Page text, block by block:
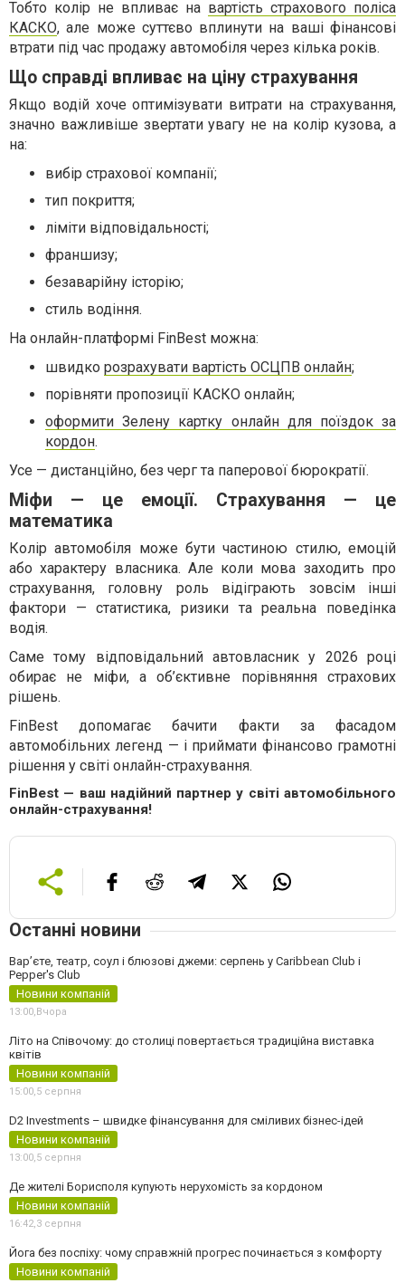
Тобто колір не впливає на вартість страхового поліса
КАСКО, але може суттєво вплинути на ваші фінансові
втрати під час продажу автомобіля через кілька років.
Що справді впливає на ціну страхування
Якщо водій хоче оптимізувати витрати на страхування,
значно важливіше звертати увагу не на колір кузова, а
на:
вибір страхової компанії;
тип покриття;
ліміти відповідальності;
франшизу;
безаварійну історію;
стиль водіння.
На онлайн-платформі FinBest можна:
швидко розрахувати вартість ОСЦПВ онлайн;
порівняти пропозиції КАСКО онлайн;
оформити Зелену картку онлайн для поїздок за
кордон.
Усе — дистанційно, без черг та паперової бюрократії.
Міфи — це емоції. Страхування — це
математика
Колір автомобіля може бути частиною стилю, емоцій
або характеру власника. Але коли мова заходить про
страхування, головну роль відіграють зовсім інші
фактори — статистика, ризики та реальна поведінка
водія.
Саме тому відповідальний автовласник у 2026 році
обирає не міфи, а об’єктивне порівняння страхових
рішень.
FinBest допомагає бачити факти за фасадом
автомобільних легенд — і приймати фінансово грамотні
рішення у світі онлайн-страхування.
FinBest — ваш надійний партнер у світі автомобільного
онлайн-страхування!
Останні новини
Вар’єте, театр, соул і блюзові джеми: серпень у Caribbean Club і
Pepper's Club
Новини компаній
13:00,Вчора
Літо на Співочому: до столиці повертається традиційна виставка
квітів
Новини компаній
15:00,5 серпня
D2 Investments – швидке фінансування для сміливих бізнес-ідей
Новини компаній
13:00,5 серпня
Де жителі Борисполя купують нерухомість за кордоном
Новини компаній
16:42,3 серпня
Йога без поспіху: чому справжній прогрес починається з комфорту
Новини компаній